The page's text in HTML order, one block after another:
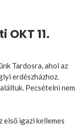
11.
Tardosra, ahol az
erdészházhoz.
Pecsételni nem
első igazi kellemes